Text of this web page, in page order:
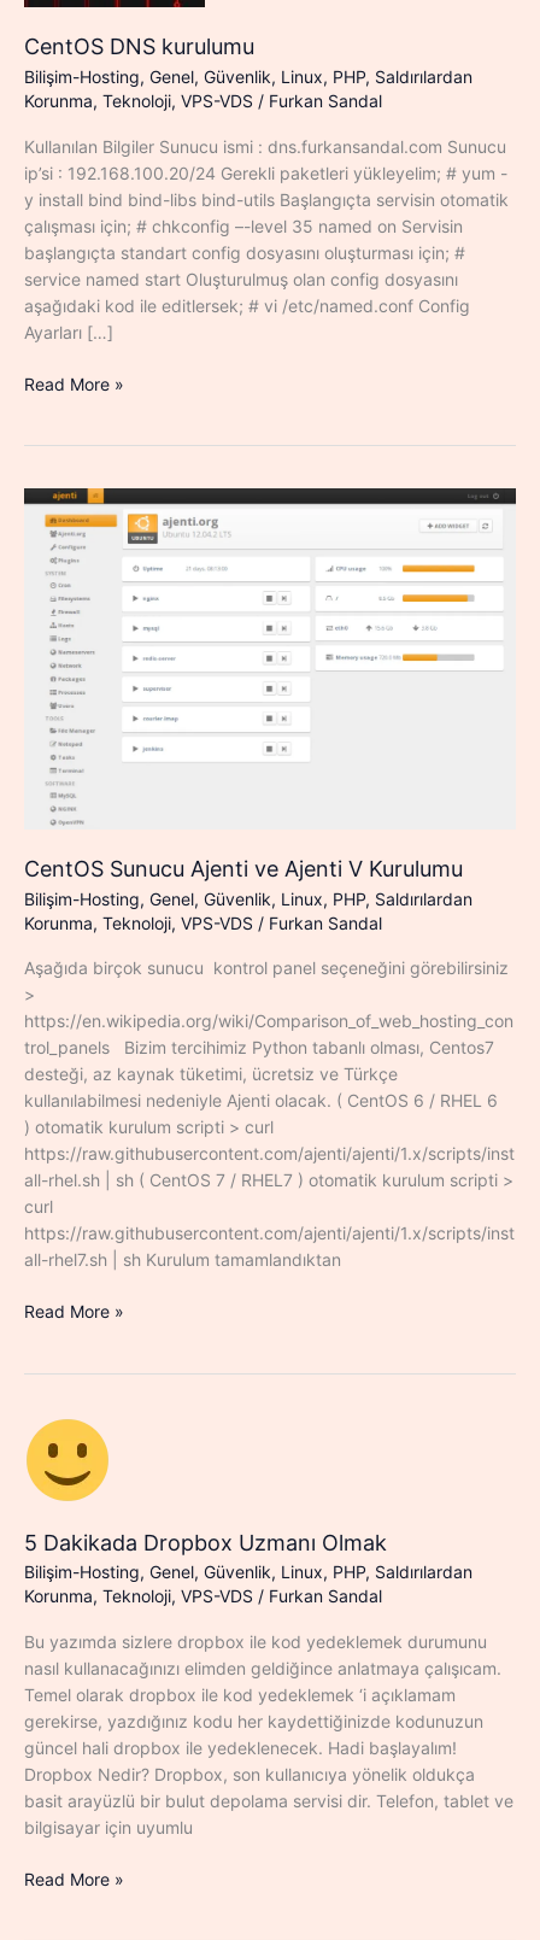
CentOS DNS kurulumu
Bilişim-Hosting, Genel, Güvenlik, Linux, PHP, Saldırılardan
Korunma, Teknoloji, VPS-VDS / Furkan Sandal
Kullanılan Bilgiler Sunucu ismi : dns.furkansandal.com Sunucu
ip’si : 192.168.100.20/24 Gerekli paketleri yükleyelim; # yum -
y install bind bind-libs bind-utils Başlangıçta servisin otomatik
çalışması için; # chkconfig –-level 35 named on Servisin
başlangıçta standart config dosyasını oluşturması için; #
service named start Oluşturulmuş olan config dosyasını
aşağıdaki kod ile editlersek; # vi /etc/named.conf Config
Ayarları […]
CentOS
Read More »
CentOS Sunucu Ajenti ve Ajenti V Kurulumu
Bilişim-Hosting, Genel, Güvenlik, Linux, PHP, Saldırılardan
Korunma, Teknoloji, VPS-VDS / Furkan Sandal
Aşağıda birçok sunucu kontrol panel seçeneğini görebilirsiniz
>
https://en.wikipedia.org/wiki/Comparison_of_web_hosting_con
trol_panels Bizim tercihimiz Python tabanlı olması, Centos7
desteği, az kaynak tüketimi, ücretsiz ve Türkçe
kullanılabilmesi nedeniyle Ajenti olacak. ( CentOS 6 / RHEL 6
) otomatik kurulum scripti > curl
https://raw.githubusercontent.com/ajenti/ajenti/1.x/scripts/inst
all-rhel.sh | sh ( CentOS 7 / RHEL7 ) otomatik kurulum scripti >
curl
https://raw.githubusercontent.com/ajenti/ajenti/1.x/scripts/inst
all-rhel7.sh | sh Kurulum tamamlandıktan
CentOS
Ajenti
V
Kurulumu
Read More »
5 Dakikada Dropbox Uzmanı Olmak
Bilişim-Hosting, Genel, Güvenlik, Linux, PHP, Saldırılardan
Korunma, Teknoloji, VPS-VDS / Furkan Sandal
Bu yazımda sizlere dropbox ile kod yedeklemek durumunu
nasıl kullanacağınızı elimden geldiğince anlatmaya çalışıcam.
Temel olarak dropbox ile kod yedeklemek ‘i açıklamam
gerekirse, yazdığınız kodu her kaydettiğinizde kodunuzun
güncel hali dropbox ile yedeklenecek. Hadi başlayalım!
Dropbox Nedir? Dropbox, son kullanıcıya yönelik oldukça
basit arayüzlü bir bulut depolama servisi dir. Telefon, tablet ve
bilgisayar için uyumlu
5
Read More »